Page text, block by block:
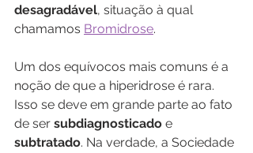
desagradável, situação à qual
chamamos Bromidrose.
Um dos equívocos mais comuns é a
noção de que a hiperidrose é rara.
Isso se deve em grande parte ao fato
de ser subdiagnosticado e
subtratado. Na verdade, a Sociedade